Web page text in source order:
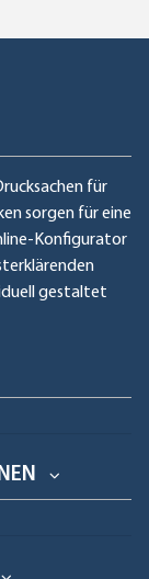
für
sorgen für eine
Konfigurator
gestaltet